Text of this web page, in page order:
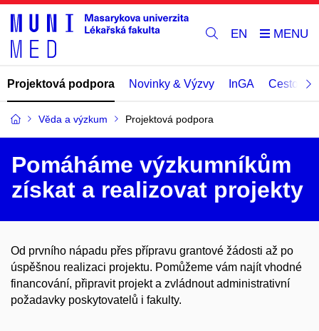
EN
Projektová podpora Novinky & Výzvy InGA Cestovní
Věda a výzkum Projektová podpora
Pomáháme výzkumníkům
získat a realizovat projekty
Od prvního nápadu přes přípravu grantové žádosti až po
úspěšnou realizaci projektu. Pomůžeme vám najít vhodné
financování, připravit projekt a zvládnout administrativní
požadavky poskytovatelů i fakulty.